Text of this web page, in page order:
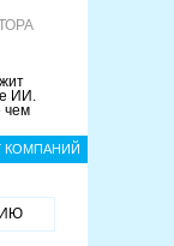
ИИ.
чем
КОМПАНИЙ